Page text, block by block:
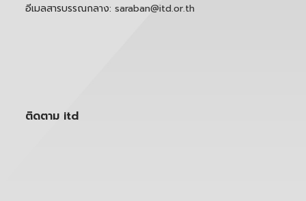
อีเมลสารบรรณกลาง: saraban@itd.or.th
ติดตาม itd